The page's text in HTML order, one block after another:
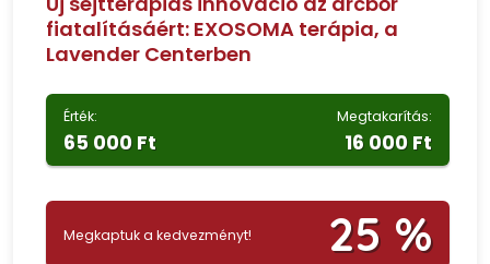
fiatalításáért: EXOSOMA terápia, a
Lavender Centerben
Érték:
65 000 Ft
Megtakarítás:
16 000 Ft
Megkaptuk a kedvezményt! 25 %